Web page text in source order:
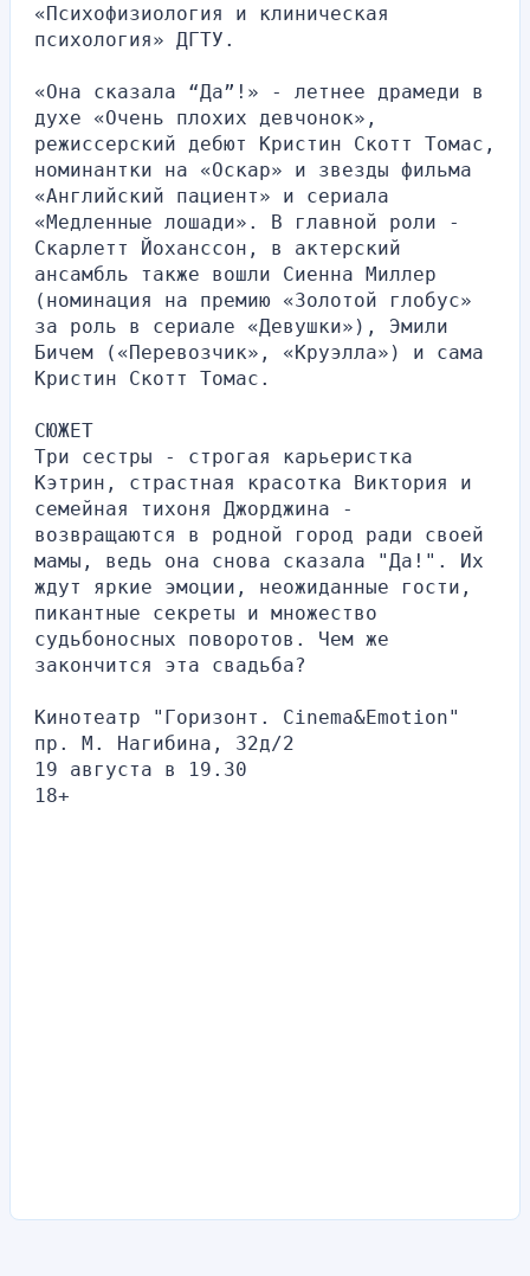
«Психофизиология и клиническая
психология» ДГТУ.
«Она сказала “Да”!» - летнее драмеди в
духе «Очень плохих девчонок»,
режиссерский дебют Кристин Скотт Томас,
номинантки на «Оскар» и звезды фильма
«Английский пациент» и сериала
«Медленные лошади». В главной роли -
Скарлетт Йоханссон, в актерский
ансамбль также вошли Сиенна Миллер
(номинация на премию «Золотой глобус»
за роль в сериале «Девушки»), Эмили
Бичем («Перевозчик», «Круэлла») и сама
Кристин Скотт Томас.
СЮЖЕТ
Три сестры - строгая карьеристка
Кэтрин, страстная красотка Виктория и
семейная тихоня Джорджина -
возвращаются в родной город ради своей
мамы, ведь она снова сказала "Да!". Их
ждут яркие эмоции, неожиданные гости,
пикантные секреты и множество
судьбоносных поворотов. Чем же
закончится эта свадьба?
Кинотеатр "Горизонт. Cinema&Emotion"
пр. М. Нагибина, 32д/2
19 августа в 19.30
18+